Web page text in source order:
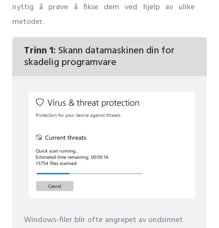
nyttig å prøve å fikse dem ved hjelp av ulike
metoder.
Trinn 1: Skann datamaskinen din for
skadelig programvare
Windows-filer blir ofte angrepet av ondsinnet